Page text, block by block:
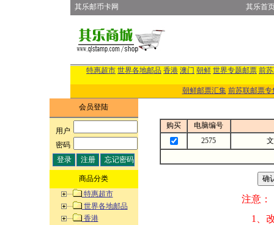
其乐邮币卡网 其乐首
特惠超市 世界各地邮品 香港 澳门 朝鲜 世界专题邮票 前
朝鲜邮票汇集 前苏联邮票专
会员登陆
用户:
密码:
商品分类
特惠超市
世界各地邮品
香港
购买
电脑编号
2575
注意：
1、改变商品数量